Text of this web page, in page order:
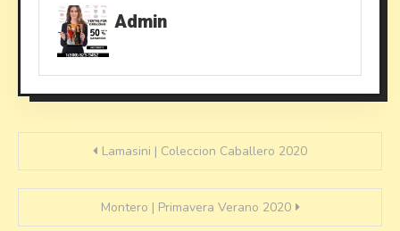
Admin
navigation
Lamasini | Coleccion Caballero 2020
Montero | Primavera Verano 2020